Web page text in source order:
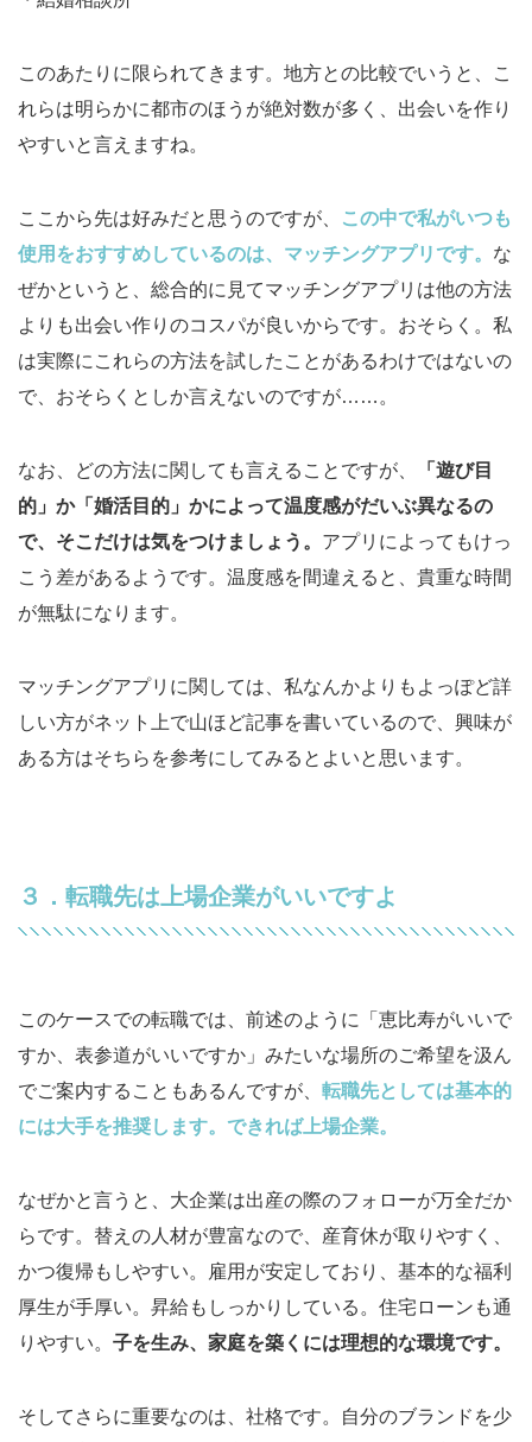
このあたりに限られてきます。地方との比較でいうと、こ
れらは明らかに都市のほうが絶対数が多く、出会いを作り
やすいと言えますね。
ここから先は好みだと思うのですが、
この中で私がいつも
使用をおすすめしているのは、マッチングアプリです。 な
ぜかというと、総合的に見てマッチングアプリは他の方法
よりも出会い作りのコスパが良いからです。おそらく。私
は実際にこれらの方法を試したことがあるわけではないの
で、おそらくとしか言えないのですが……。
なお、どの方法に関しても言えることですが、
「遊び目
的」か「婚活目的」かによって温度感がだいぶ異なるの
で、そこだけは気をつけましょう。 アプリによってもけっ
こう差があるようです。温度感を間違えると、貴重な時間
が無駄になります。
マッチングアプリに関しては、私なんかよりもよっぽど詳
しい方がネット上で山ほど記事を書いているので、興味が
ある方はそちらを参考にしてみるとよいと思います。
３．転職先は上場企業がいいですよ
このケースでの転職では、前述のように「恵比寿がいいで
すか、表参道がいいですか」みたいな場所のご希望を汲ん
でご案内することもあるんですが、 転職先としては基本的
には大手を推奨します。できれば上場企業。
なぜかと言うと、大企業は出産の際のフォローが万全だか
らです。替えの人材が豊富なので、産育休が取りやすく、
かつ復帰もしやすい。雇用が安定しており、基本的な福利
厚生が手厚い。昇給もしっかりしている。住宅ローンも通
りやすい。 子を生み、家庭を築くには理想的な環境です。
そしてさらに重要なのは、社格です。自分のブランドを少